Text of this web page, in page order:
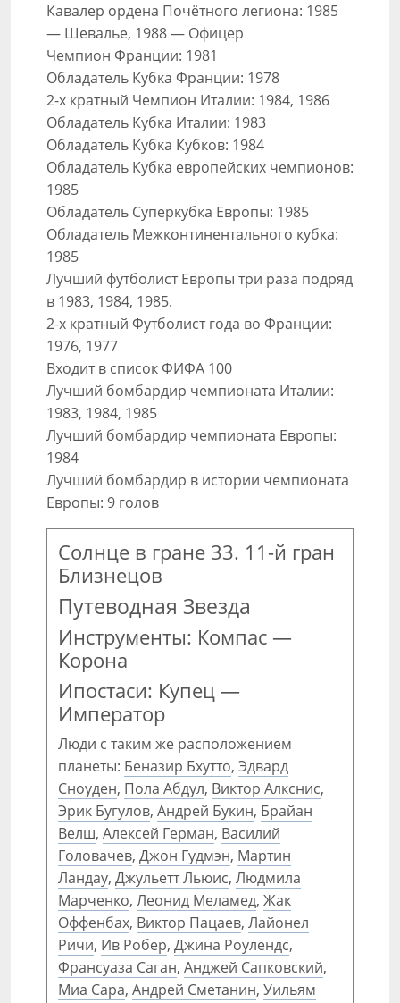
Кавалер ордена Почётного легиона: 1985
— Шевалье, 1988 — Офицер
Чемпион Франции: 1981
Обладатель Кубка Франции: 1978
2-х кратный Чемпион Италии: 1984, 1986
Обладатель Кубка Италии: 1983
Обладатель Кубка Кубков: 1984
Обладатель Кубка европейских чемпионов:
1985
Обладатель Суперкубка Европы: 1985
Обладатель Межконтинентального кубка:
1985
Лучший футболист Европы три раза подряд
в 1983, 1984, 1985.
2-х кратный Футболист года во Франции:
1976, 1977
Входит в список ФИФА 100
Лучший бомбардир чемпионата Италии:
1983, 1984, 1985
Лучший бомбардир чемпионата Европы:
1984
Лучший бомбардир в истории чемпионата
Европы: 9 голов
Солнце в гране 33. 11-й гран
Близнецов
Путеводная Звезда
Инструменты: Компас —
Корона
Ипостаси: Купец —
Император
Люди с таким же расположением
планеты: Беназир Бхутто, Эдвард
Сноуден, Пола Абдул, Виктор Алкснис,
Эрик Бугулов, Андрей Букин, Брайан
Велш, Алексей Герман, Василий
Головачев, Джон Гудмэн, Мартин
Ландау, Джульетт Льюис, Людмила
Марченко, Леонид Меламед, Жак
Оффенбах, Виктор Пацаев, Лайонел
Ричи, Ив Робер, Джина Роулендс,
Франсуаза Саган, Анджей Сапковский,
Миа Сара, Андрей Сметанин, Уильям